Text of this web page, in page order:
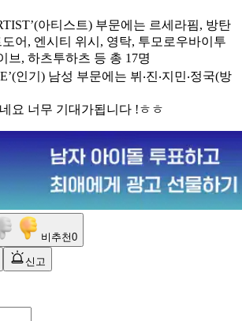
아티스트) 부문에는 르세라핌, 방탄
어, 엔시티 위시, 영탁, 투모로우바이투
브, 하츠투하츠 등 총 17명
인기) 남성 부문에는 뷔‧진‧지민‧정국(방
요 너무 기대가됩니다 !ㅎㅎ
비추천0
신고